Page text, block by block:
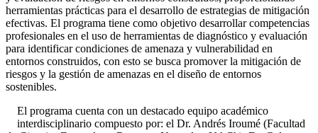
herramientas prácticas para el desarrollo de estrategias de mitigación
efectivas. El programa tiene como objetivo desarrollar competencias
profesionales en el uso de herramientas de diagnóstico y evaluación
para identificar condiciones de amenaza y vulnerabilidad en
entornos construidos, con esto se busca promover la mitigación de
riesgos y la gestión de amenazas en el diseño de entornos
sostenibles.
El programa cuenta con un destacado equipo académico
interdisciplinario compuesto por: el Dr. Andrés Iroumé (Facultad